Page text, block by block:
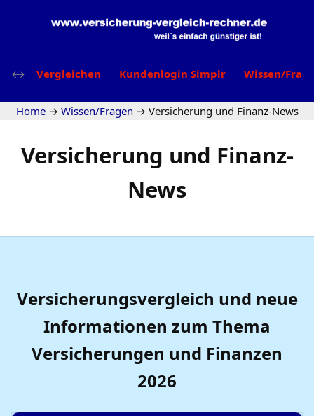
Vergleichen Kundenlogin Simplr Wissen/
Home → Wissen/Fragen → Versicherung und Finanz-News
Versicherung und Finanz-
News
Versicherungsvergleich und neue
Informationen zum Thema
Versicherungen und Finanzen
2026